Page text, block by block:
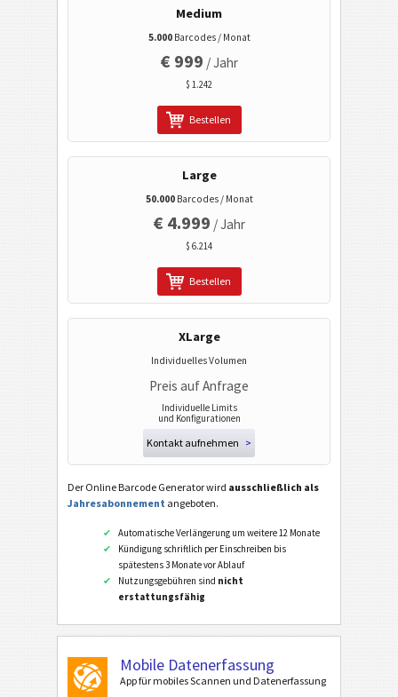
Google Play Paketsuche
Gesundheitswesen
ISBN Codes
Visitenkarten
Kalender Codes
Wi-Fi Barcodes
Medium
5.000Barcodes / Monat
€ 999 / Jahr
$ 1.242
Bestellen
Large
50.000Barcodes / Monat
€ 4.999 / Jahr
$ 6.214
Bestellen
XLarge
Individuelles Volumen
Preis auf Anfrage
Individuelle Limits
und Konfigurationen
Kontakt aufnehmen >
Der Online Barcode Generator wird ausschließlich als
Jahresabonnement angeboten.
Automatische Verlängerung um weitere 12 Monate
Kündigung schriftlich per Einschreiben bis
spätestens 3 Monate vor Ablauf
Nutzungsgebühren sind nicht
erstattungsfähig
Mobile Datenerfassung
App für mobiles Scannen und Datenerfassung